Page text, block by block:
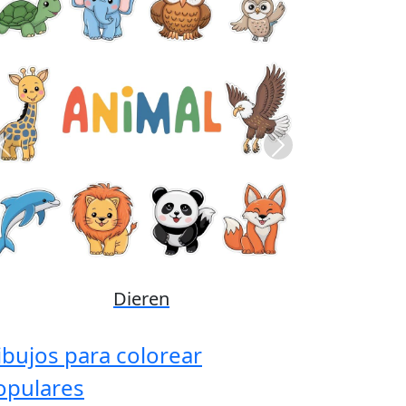
Disney
Previous Next
para colorear